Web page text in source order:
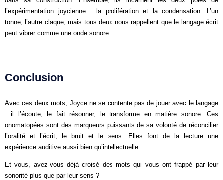
l’expérimentation joycienne : la prolifération et la condensation. L’un
tonne, l’autre claque, mais tous deux nous rappellent que le langage écrit
peut vibrer comme une onde sonore.
Conclusion
Avec ces deux mots, Joyce ne se contente pas de jouer avec le langage
: il l’écoute, le fait résonner, le transforme en matière sonore. Ces
onomatopées sont des marqueurs puissants de sa volonté de réconcilier
l’oralité et l’écrit, le bruit et le sens. Elles font de la lecture une
expérience auditive aussi bien qu’intellectuelle.
Et vous, avez-vous déjà croisé des mots qui vous ont frappé par leur
sonorité plus que par leur sens ?